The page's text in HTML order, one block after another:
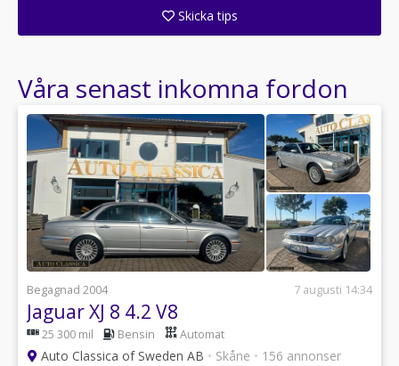
Skicka tips
Våra senast inkomna fordon
Begagnad 2004 7 augusti 14:34
Jaguar XJ 8 4.2 V8
25 300 mil Bensin Automat
Auto Classica of Sweden AB • Skåne • 156 annonser